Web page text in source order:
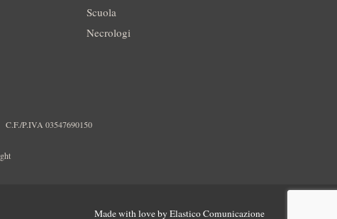
Scuola
Necrologi
C.F./P.IVA 03547690150
Made with love by Elastico Comunicazione